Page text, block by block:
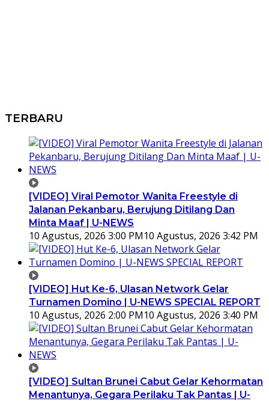
TERBARU
[VIDEO] Viral Pemotor Wanita Freestyle di
Jalanan Pekanbaru, Berujung Ditilang Dan
Minta Maaf | U-NEWS
10 Agustus, 2026 3:00 PM10 Agustus, 2026 3:42 PM
[VIDEO] Hut Ke-6, Ulasan Network Gelar
Turnamen Domino | U-NEWS SPECIAL REPORT
10 Agustus, 2026 2:00 PM10 Agustus, 2026 3:40 PM
[VIDEO] Sultan Brunei Cabut Gelar Kehormatan
Menantunya, Gegara Perilaku Tak Pantas | U-